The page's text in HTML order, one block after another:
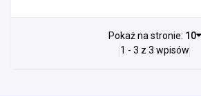
Pokaż na stronie: 10
1 - 3 z 3 wpisów